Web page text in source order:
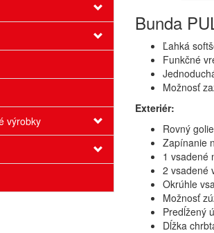
výrobky
Bunda
Ľahká
Funkčné
Možnosť
Exteriér:
Rovný
Zapínanie
1 vsadené
2 vsadené
Okrúhle
Možnosť
Predĺžený
Dĺžka